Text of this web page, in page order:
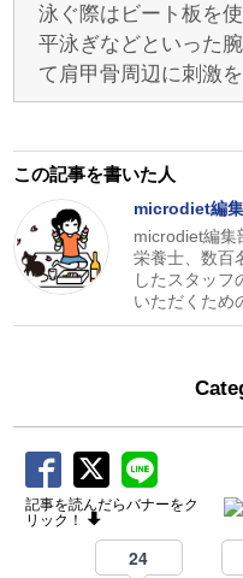
泳ぐ際はビート板を
平泳ぎなどといった
て肩甲骨周辺に刺激
この記事を書いた人
microdiet編
microdiet編集
栄養士、数百
したスタッフ
いただくため
記事を読んだらバナーをク
リック！
24